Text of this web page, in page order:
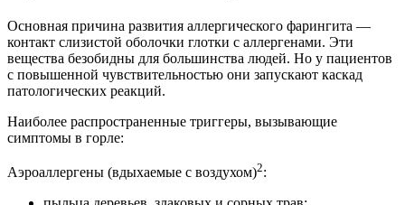
Основная причина развития аллергического фарингита —
контакт слизистой оболочки глотки с аллергенами. Эти
вещества безобидны для большинства людей. Но у пациентов
с повышенной чувствительностью они запускают каскад
патологических реакций.
Наиболее распространенные триггеры, вызывающие
симптомы в горле:
Аэроаллергены (вдыхаемые с воздухом)2: